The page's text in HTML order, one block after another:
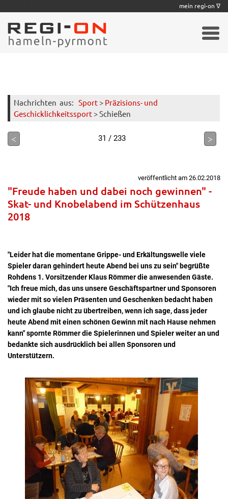
Nachrichten aus: Sport > Präzisions- und
Geschicklichkeitssport > Schießen
< 31 / 233 >
veröffentlicht am 26.02.2018
"Freude haben und dabei noch gewinnen" -
Skat- und Knobelabend im Schützenhaus
2018
"Leider hat die momentane Grippe- und Erkältungswelle viele
Spieler daran gehindert heute Abend bei uns zu sein" begrüßte
Rohdens 1. Vorsitzender Klaus Römmer die anwesenden Gäste.
"Ich freue mich, das uns unsere Geschäftspartner und Sponsoren
wieder mit so vielen Präsenten und Geschenken bedacht haben
und ich glaube nicht zu übertreiben, wenn ich sage, dass jeder
heute Abend mit einen schönen Gewinn mit nach Hause nehmen
kann" spornte Römmer die Spielerinnen und Spieler weiter an und
bedankte sich ausdrücklich bei allen Sponsoren und
Unterstützern.
mein regi-on ∇